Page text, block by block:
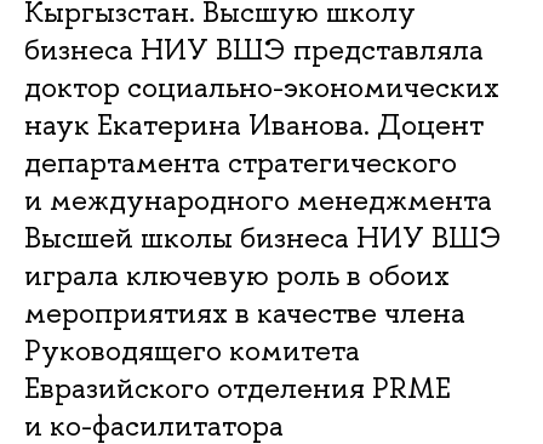
Кыргызстан. Высшую школу
бизнеса НИУ ВШЭ представляла
доктор социально-экономических
наук Екатерина Иванова. Доцент
департамента стратегического
и международного менеджмента
Высшей школы бизнеса НИУ ВШЭ
играла ключевую роль в обоих
мероприятиях в качестве члена
Руководящего комитета
Евразийского отделения PRME
и ко-фасилитатора